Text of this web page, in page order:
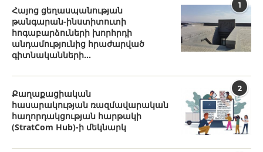
1
Հայոց ցեղասպանության
թանգարան-ինստիտուտի
հոգաբարձուների խորհրդի
անդամությունից հրաժարված
գիտնականների...
2
Քաղաքացիական
հասարակության ռազմավարական
հաղորդակցության հարթակի
(StratCom Hub)-ի մեկնարկ